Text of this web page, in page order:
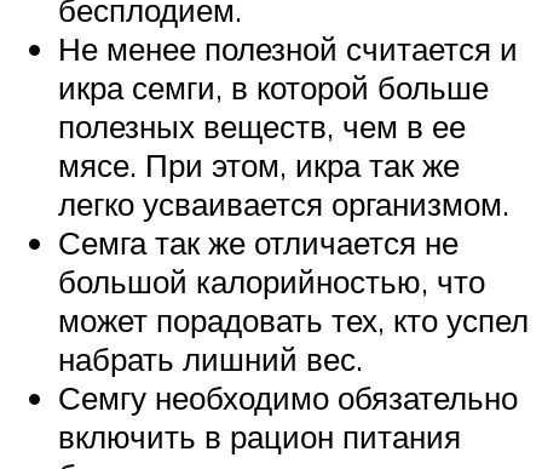
бесплодием.
Не менее полезной считается и
икра семги, в которой больше
полезных веществ, чем в ее
мясе. При этом, икра так же
легко усваивается организмом.
Семга так же отличается не
большой калорийностью, что
может порадовать тех, кто успел
набрать лишний вес.
Семгу необходимо обязательно
включить в рацион питания